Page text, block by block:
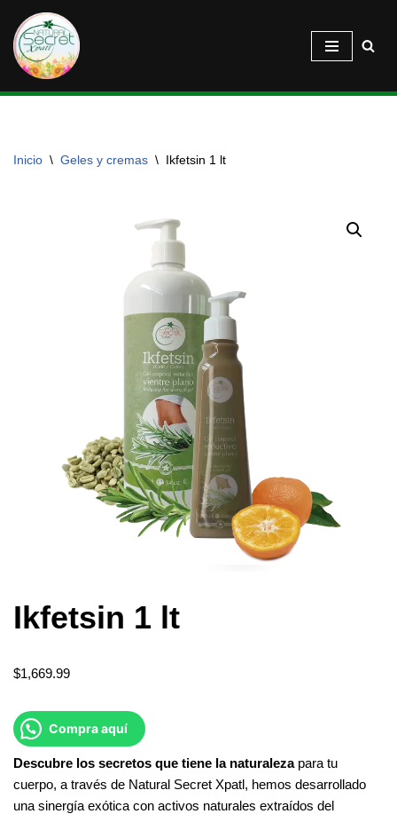
Saltar
al
contenido
Inicio \ Geles y cremas \ Ikfetsin 1 lt
Ikfetsin 1 lt
$1,669.99
Compra aquí
Descubre los secretos que tiene la naturaleza para tu
cuerpo, a través de Natural Secret Xpatl, hemos desarrollado
una sinergía exótica con activos naturales extraídos del